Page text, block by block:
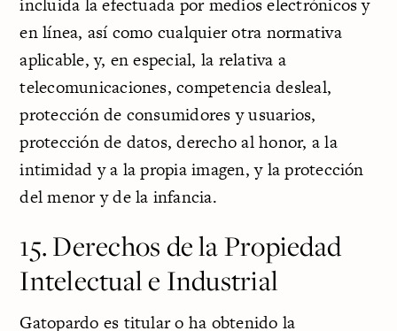
incluida la efectuada por medios electrónicos y
en línea, así como cualquier otra normativa
aplicable, y, en especial, la relativa a
telecomunicaciones, competencia desleal,
protección de consumidores y usuarios,
protección de datos, derecho al honor, a la
intimidad y a la propia imagen, y la protección
del menor y de la infancia.
15. Derechos de la Propiedad
Intelectual e Industrial
Gatopardo es titular o ha obtenido la